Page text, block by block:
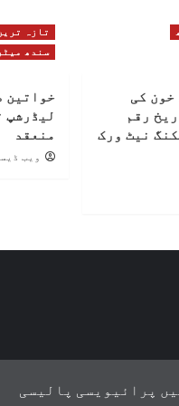
خون کی
رقم
نیٹ ورک
تازہ
سندھ
خواتین
لیڈرشپ
منعقد
ویب
پرائیویسی پالیسی